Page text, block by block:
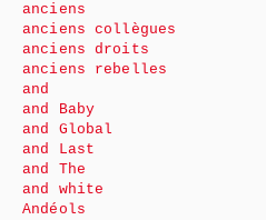
anciens
anciens collègues
anciens droits
anciens rebelles
and
and Baby
and Global
and Last
and The
and white
Andéols